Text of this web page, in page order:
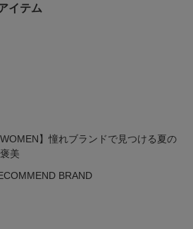
イテム
WOMEN】憧れブランドで見つける夏の
美
BRAND